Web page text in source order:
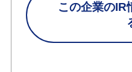
この企業のIR